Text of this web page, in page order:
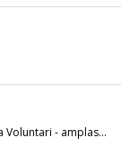
Cel mai frumos bloc din zona Centrala Voluntari - amplasat intre Padurile Andronache si Cretuleasca, este un proiect marca inconfundabila a PURAN...